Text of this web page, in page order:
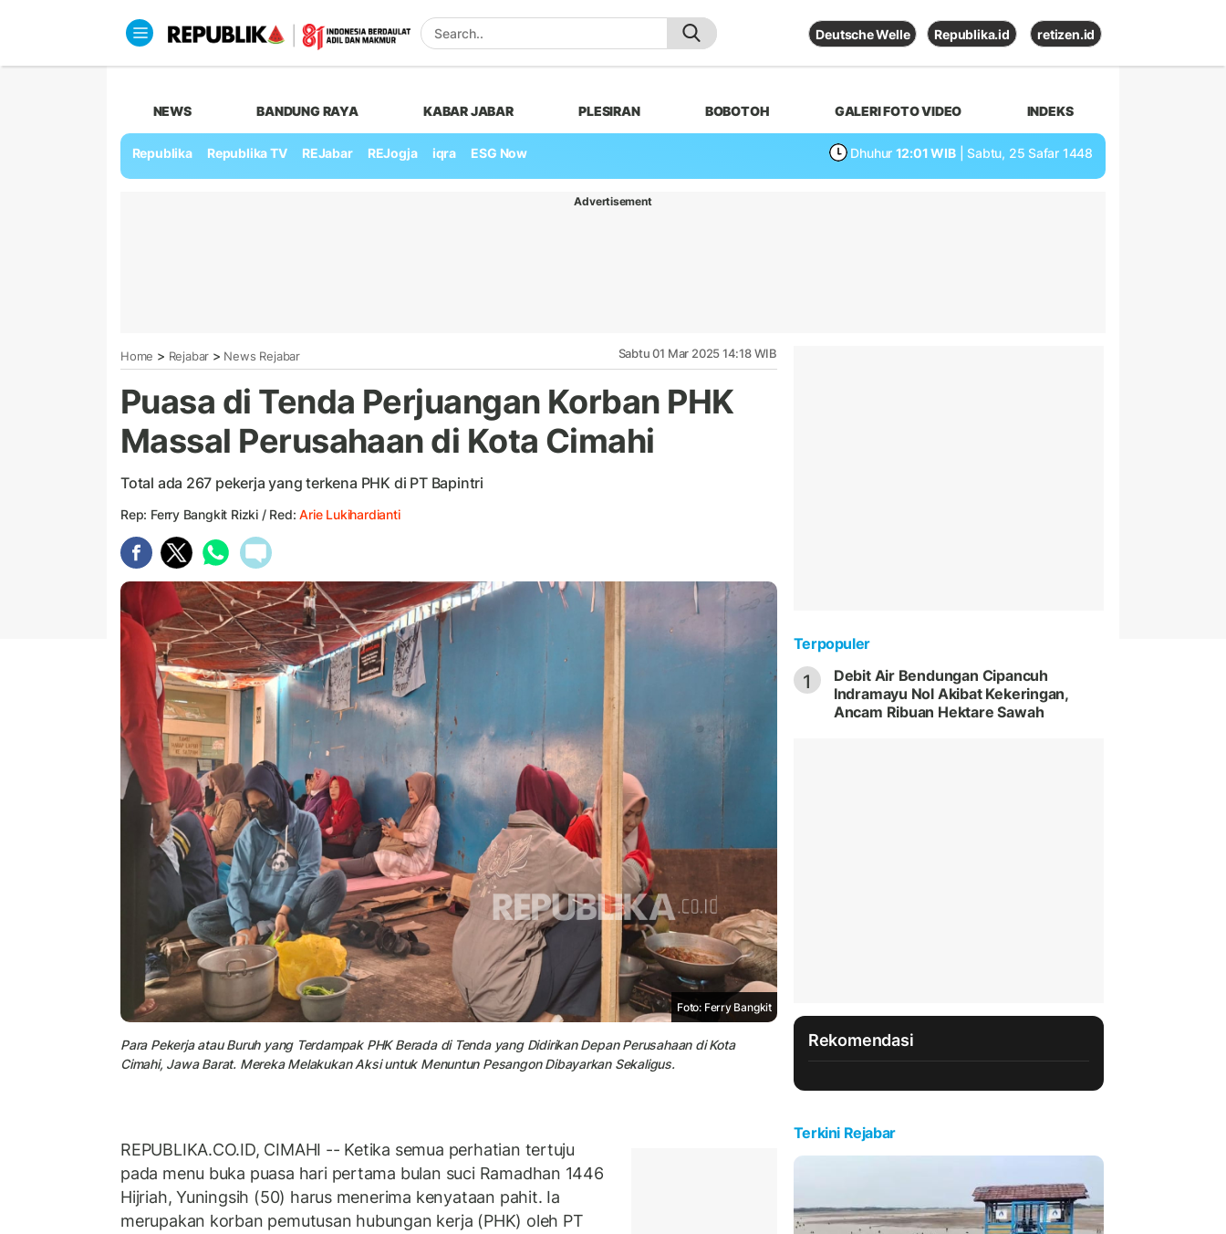
Deutsche Welle Republika.id retizen.id
NEWS BANDUNG RAYA KABAR JABAR PLESIRAN BOBOTOH GALERI FOTO VIDEO INDEKS
Republika Republika TV REJabar REJogja iqra ESG Now Dhuhur 12:01 WIB | Sabtu, 25 Safar 1448
Advertisement
Home > Rejabar > News Rejabar Sabtu 01 Mar 2025 14:18 WIB
Puasa di Tenda Perjuangan Korban PHK
Massal Perusahaan di Kota Cimahi
Total ada 267 pekerja yang terkena PHK di PT Bapintri
Rep: Ferry Bangkit Rizki / Red:Arie Lukihardianti
Foto: Ferry Bangkit
Para Pekerja atau Buruh yang Terdampak PHK Berada di Tenda yang Didirikan Depan Perusahaan di Kota
Cimahi, Jawa Barat. Mereka Melakukan Aksi untuk Menuntun Pesangon Dibayarkan Sekaligus.
REPUBLIKA.CO.ID, CIMAHI -- Ketika semua perhatian tertuju
pada menu buka puasa hari pertama bulan suci Ramadhan 1446
Hijriah, Yuningsih (50) harus menerima kenyataan pahit. Ia
merupakan korban pemutusan hubungan kerja (PHK) oleh PT
Terpopuler
1
Debit Air Bendungan Cipancuh
Indramayu Nol Akibat Kekeringan,
Ancam Ribuan Hektare Sawah
Rekomendasi
Terkini Rejabar